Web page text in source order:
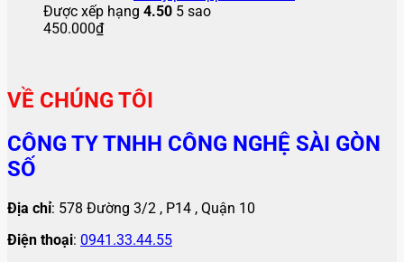
Được xếp hạng 4.50 5 sao
450.000₫
VỀ CHÚNG TÔI
CÔNG TY TNHH CÔNG NGHỆ SÀI GÒN
SỐ
Địa chỉ: 578 Đường 3/2 , P14 , Quận 10
Điện thoại: 0941.33.44.55